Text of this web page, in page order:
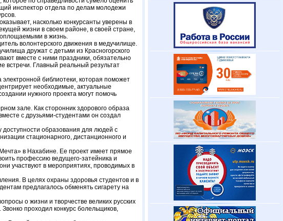
инспектор отдела по делам молодежи
насколько конкурсанты уверены в
жизни в своем районе, в своей стране,
в жизнь.
волонтерского движения в медучилище.
дружат с детьми из Красногорского
вместе с ними праздники, обязательно
встречи. Главный реальный результат
библиотеки, которая поможет
необходимые, актуальные
нужного проекта могут помочь
зале. Как сторонник здорового образа
с друзьями-студентами он создал
доступности образования для людей с
стационарного, дистанционного и
в Нахабине. Ее проект имеет прямое
профессию ведущего-затейника и
участвуют в мероприятиях, проводимых в
В целях охраны здоровья студентов и в
предлагалось обменять сигарету на
о жизни и творчестве великих русских
проходил конкурс болельщиков,